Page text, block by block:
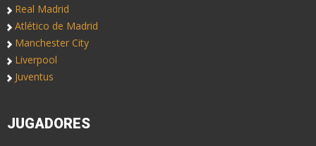
Real Madrid
Atlético de Madrid
Manchester City
Liverpool
Juventus
JUGADORES